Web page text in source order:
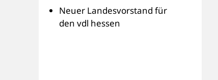
Neuer Landesvorstand für
den vdl hessen